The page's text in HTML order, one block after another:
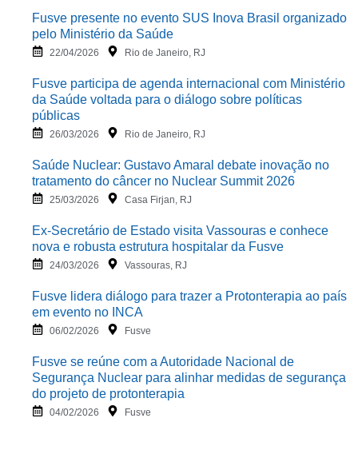
Fusve presente no evento SUS Inova Brasil organizado
pelo Ministério da Saúde
22/04/2026 Rio de Janeiro, RJ
Fusve participa de agenda internacional com Ministério
da Saúde voltada para o diálogo sobre políticas
públicas
26/03/2026 Rio de Janeiro, RJ
Saúde Nuclear: Gustavo Amaral debate inovação no
tratamento do câncer no Nuclear Summit 2026
25/03/2026 Casa Firjan, RJ
Ex-Secretário de Estado visita Vassouras e conhece
nova e robusta estrutura hospitalar da Fusve
24/03/2026 Vassouras, RJ
Fusve lidera diálogo para trazer a Protonterapia ao país
em evento no INCA
06/02/2026 Fusve
Fusve se reúne com a Autoridade Nacional de
Segurança Nuclear para alinhar medidas de segurança
do projeto de protonterapia
04/02/2026 Fusve